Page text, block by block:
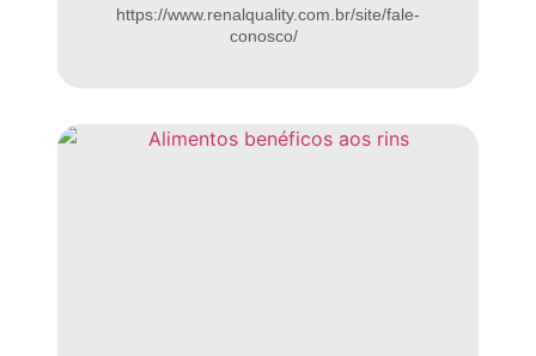
https://www.renalquality.com.br/site/fale-
conosco/